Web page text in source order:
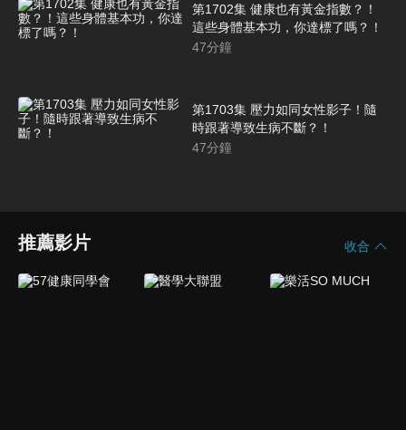
第1702集 健康也有黃金指數？！
這些身體基本功，你達標了嗎？！
47分鐘
第1703集 壓力如同女性影子！隨
時跟著導致生病不斷？！
47分鐘
推薦影片 收合